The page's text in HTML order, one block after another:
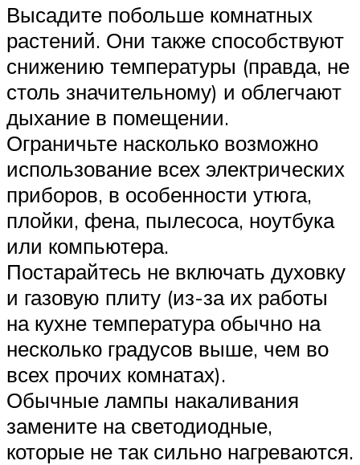
Высадите побольше комнатных
растений. Они также способствуют
снижению температуры (правда, не
столь значительному) и облегчают
дыхание в помещении.
Ограничьте насколько возможно
использование всех электрических
приборов, в особенности утюга,
плойки, фена, пылесоса, ноутбука
или компьютера.
Постарайтесь не включать духовку
и газовую плиту (из-за их работы
на кухне температура обычно на
несколько градусов выше, чем во
всех прочих комнатах).
Обычные лампы накаливания
замените на светодиодные,
которые не так сильно нагреваются.